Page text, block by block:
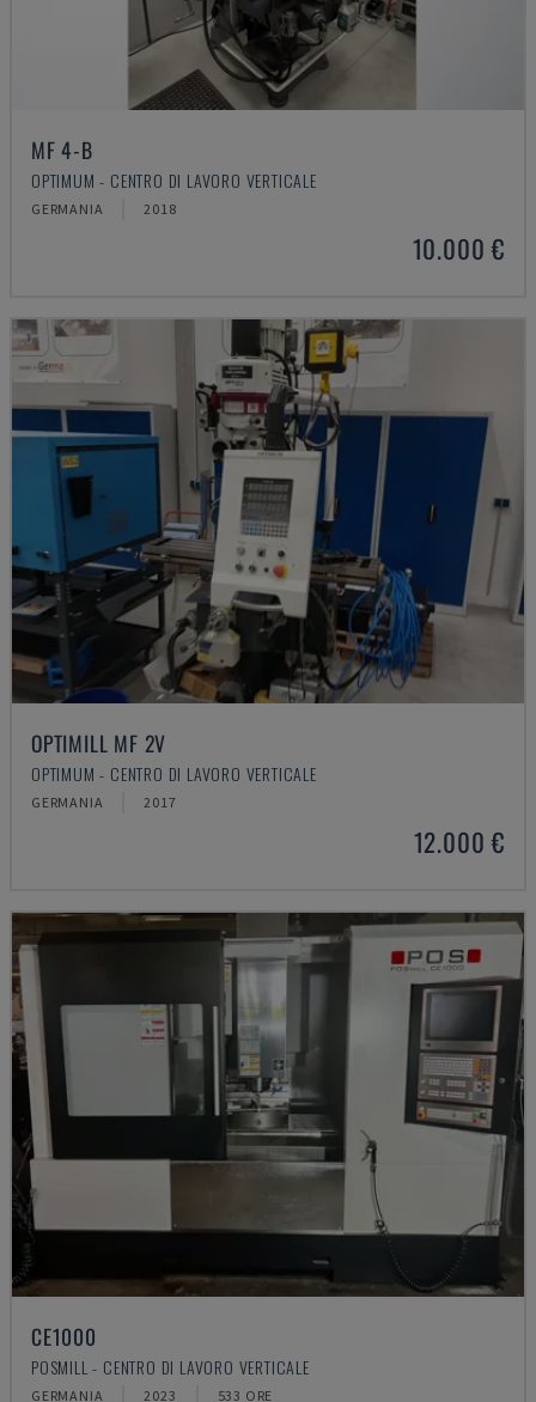
MF 4-B
OPTIMUM - CENTRO DI LAVORO VERTICALE
GERMANIA 2018
10.000 €
OPTIMILL MF 2V
OPTIMUM - CENTRO DI LAVORO VERTICALE
GERMANIA 2017
12.000 €
CE1000
POSMILL - CENTRO DI LAVORO VERTICALE
GERMANIA 2023 533 ORE